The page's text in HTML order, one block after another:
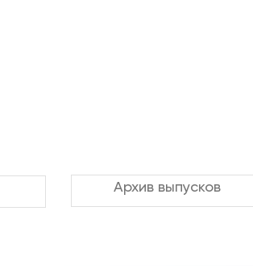
Архив выпусков